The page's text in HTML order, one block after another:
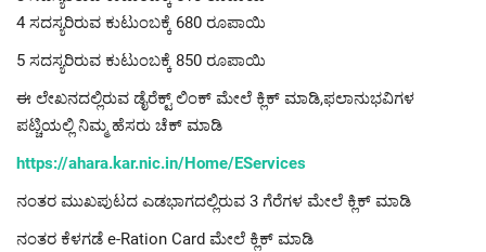
4 ಸದಸ್ಯರಿರುವ ಕುಟುಂಬಕ್ಕೆ 680 ರೂಪಾಯಿ
5 ಸದಸ್ಯರಿರುವ ಕುಟುಂಬಕ್ಕೆ 850 ರೂಪಾಯಿ
ಈ ಲೇಖನದಲ್ಲಿರುವ ಡೈರೆಕ್ಟ್ ಲಿಂಕ್ ಮೇಲೆ ಕ್ಲಿಕ್ ಮಾಡಿ,ಫಲಾನುಭವಿಗಳ
ಪಟ್ಚಿಯಲ್ಲಿ ನಿಮ್ಮ ಹೆಸರು ಚೆಕ್ ಮಾಡಿ
https://ahara.kar.nic.in/Home/EServices
ನಂತರ ಮುಖಪುಟದ ಎಡಭಾಗದಲ್ಲಿರುವ 3 ಗೆರೆಗಳ ಮೇಲೆ ಕ್ಲಿಕ್ ಮಾಡಿ
ನಂತರ ಕೆಳಗಡೆ e-Ration Card ಮೇಲೆ ಕ್ಲಿಕ್ ಮಾಡಿ